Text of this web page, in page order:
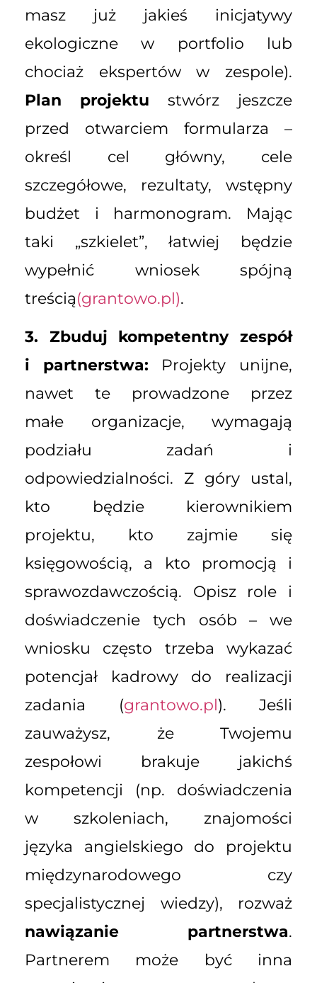
masz już jakieś inicjatywy
ekologiczne w portfolio lub
chociaż ekspertów w zespole).
Plan projektu stwórz jeszcze
przed otwarciem formularza –
określ cel główny, cele
szczegółowe, rezultaty, wstępny
budżet i harmonogram. Mając
taki „szkielet”, łatwiej będzie
wypełnić wniosek spójną
treścią(grantowo.pl).
3. Zbuduj kompetentny zespół
i partnerstwa: Projekty unijne,
nawet te prowadzone przez
małe organizacje, wymagają
podziału zadań i
odpowiedzialności. Z góry ustal,
kto będzie kierownikiem
projektu, kto zajmie się
księgowością, a kto promocją i
sprawozdawczością. Opisz role i
doświadczenie tych osób – we
wniosku często trzeba wykazać
potencjał kadrowy do realizacji
zadania (grantowo.pl). Jeśli
zauważysz, że Twojemu
zespołowi brakuje jakichś
kompetencji (np. doświadczenia
w szkoleniach, znajomości
języka angielskiego do projektu
międzynarodowego czy
specjalistycznej wiedzy), rozważ
nawiązanie partnerstwa.
Partnerem może być inna